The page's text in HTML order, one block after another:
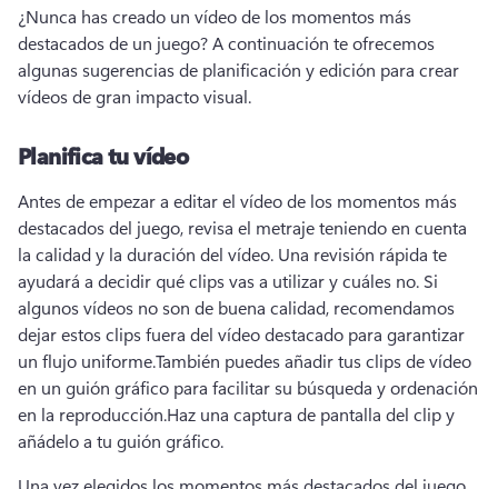
¿Nunca has creado un vídeo de los momentos más
destacados de un juego? A continuación te ofrecemos
algunas sugerencias de planificación y edición para crear
vídeos de gran impacto visual.
Planifica tu vídeo
Antes de empezar a editar el vídeo de los momentos más
destacados del juego, revisa el metraje teniendo en cuenta
la calidad y la duración del vídeo. Una revisión rápida te
ayudará a decidir qué clips vas a utilizar y cuáles no. Si
algunos vídeos no son de buena calidad, recomendamos
dejar estos clips fuera del vídeo destacado para garantizar
un flujo uniforme.También puedes añadir tus clips de vídeo
en un guión gráfico para facilitar su búsqueda y ordenación
en la reproducción.Haz una captura de pantalla del clip y
añádelo a tu guión gráfico.